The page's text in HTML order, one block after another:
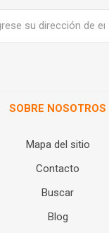
SOBRE NOSOTROS
Mapa del sitio
Contacto
Buscar
Blog